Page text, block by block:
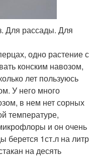
Для рассады. Для
одно растение с
конским навозом,
лет пользуюсь
У него много
в нем нет сорных
температуре,
и он очень
берется 1ст.л на литр
на десять